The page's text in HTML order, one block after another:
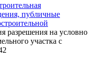
публичные
разрешения на условно
участка с